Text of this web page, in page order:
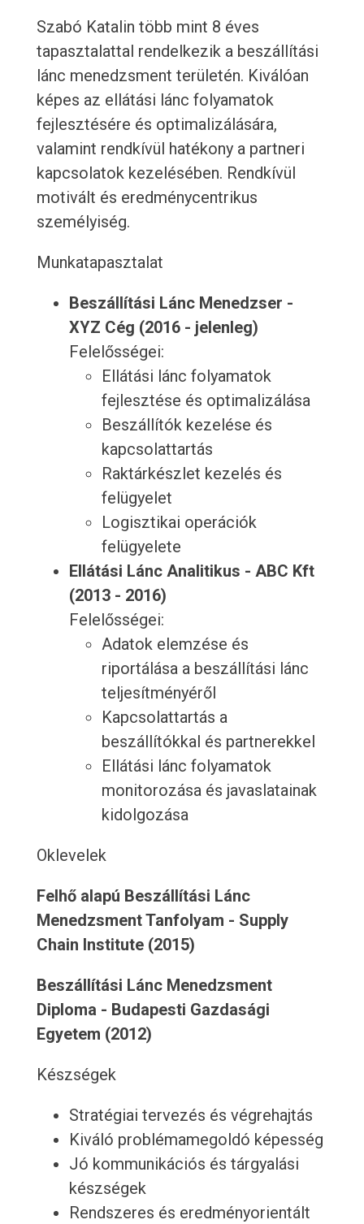
Szabó Katalin több mint 8 éves
tapasztalattal rendelkezik a beszállítási
lánc menedzsment területén. Kiválóan
képes az ellátási lánc folyamatok
fejlesztésére és optimalizálására,
valamint rendkívül hatékony a partneri
kapcsolatok kezelésében. Rendkívül
motivált és eredménycentrikus
személyiség.
Munkatapasztalat
Beszállítási Lánc Menedzser -
XYZ Cég (2016 - jelenleg)
Felelősségei:
Ellátási lánc folyamatok
fejlesztése és optimalizálása
Beszállítók kezelése és
kapcsolattartás
Raktárkészlet kezelés és
felügyelet
Logisztikai operációk
felügyelete
Ellátási Lánc Analitikus - ABC Kft
(2013 - 2016)
Felelősségei:
Adatok elemzése és
riportálása a beszállítási lánc
teljesítményéről
Kapcsolattartás a
beszállítókkal és partnerekkel
Ellátási lánc folyamatok
monitorozása és javaslatainak
kidolgozása
Oklevelek
Felhő alapú Beszállítási Lánc
Menedzsment Tanfolyam - Supply
Chain Institute (2015)
Beszállítási Lánc Menedzsment
Diploma - Budapesti Gazdasági
Egyetem (2012)
Készségek
Stratégiai tervezés és végrehajtás
Kiváló problémamegoldó képesség
Jó kommunikációs és tárgyalási
készségek
Rendszeres és eredményorientált